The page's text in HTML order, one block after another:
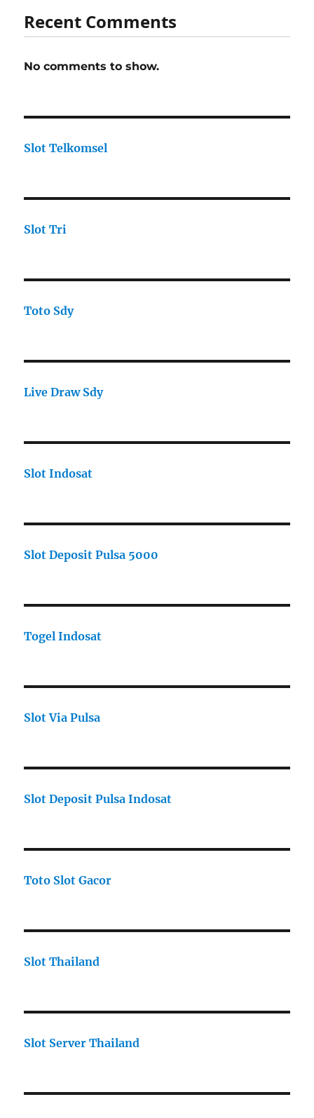
Recent Comments
No comments to show.
Slot Telkomsel
Slot Tri
Toto Sdy
Live Draw Sdy
Slot Indosat
Slot Deposit Pulsa 5000
Togel Indosat
Slot Via Pulsa
Slot Deposit Pulsa Indosat
Toto Slot Gacor
Slot Thailand
Slot Server Thailand